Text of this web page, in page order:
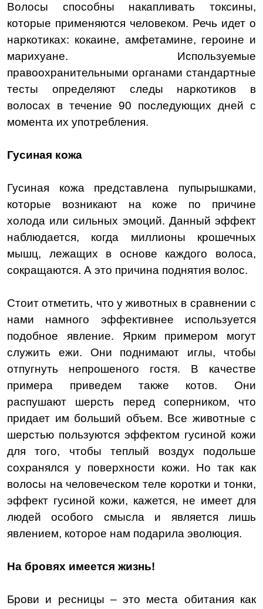
Волосы способны накапливать токсины,
которые применяются человеком. Речь идет о
наркотиках: кокаине, амфетамине, героине и
марихуане. Используемые
правоохранительными органами стандартные
тесты определяют следы наркотиков в
волосах в течение 90 последующих дней с
момента их употребления.
Гусиная кожа
Гусиная кожа представлена пупырышками,
которые возникают на коже по причине
холода или сильных эмоций. Данный эффект
наблюдается, когда миллионы крошечных
мышц, лежащих в основе каждого волоса,
сокращаются. А это причина поднятия волос.
Стоит отметить, что у животных в сравнении с
нами намного эффективнее используется
подобное явление. Ярким примером могут
служить ежи. Они поднимают иглы, чтобы
отпугнуть непрошеного гостя. В качестве
примера приведем также котов. Они
распушают шерсть перед соперником, что
придает им больший объем. Все животные с
шерстью пользуются эффектом гусиной кожи
для того, чтобы теплый воздух подольше
сохранялся у поверхности кожи. Но так как
волосы на человеческом теле коротки и тонки,
эффект гусиной кожи, кажется, не имеет для
людей особого смысла и является лишь
явлением, которое нам подарила эволюция.
На бровях имеется жизнь!
Брови и ресницы – это места обитания как